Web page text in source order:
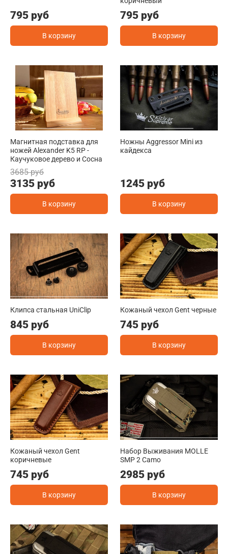
795 руб
В корзину
795 руб
В корзину
Магнитная подставка для
ножей Alexander K5 RP -
Каучуковое дерево и Сосна
3685 руб
3135 руб
В корзину
Ножны Aggressor Mini из
кайдекса
1245 руб
В корзину
Клипса стальная UniClip
845 руб
В корзину
Кожаный чехол Gent черные
745 руб
В корзину
Кожаный чехол Gent
коричневые
745 руб
В корзину
Набор Выживания MOLLE
SMP 2 Camo
2985 руб
В корзину